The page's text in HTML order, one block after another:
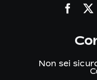
Non sei